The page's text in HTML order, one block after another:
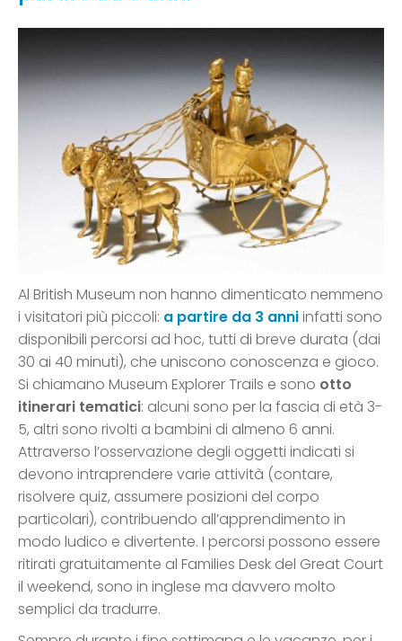
Al British Museum non hanno dimenticato nemmeno
i visitatori più piccoli: a partire da 3 anniinfatti sono
disponibili percorsi ad hoc, tutti di breve durata (dai
30 ai 40 minuti), che uniscono conoscenza e gioco.
Si chiamano Museum Explorer Trails e sono otto
itinerari tematici: alcuni sono per la fascia di età 3-
5, altri sono rivolti a bambini di almeno 6 anni.
Attraverso l’osservazione degli oggetti indicati si
devono intraprendere varie attività (contare,
risolvere quiz, assumere posizioni del corpo
particolari), contribuendo all’apprendimento in
modo ludico e divertente. I percorsi possono essere
ritirati gratuitamente al Families Desk del Great Court
il weekend, sono in inglese ma davvero molto
semplici da tradurre.